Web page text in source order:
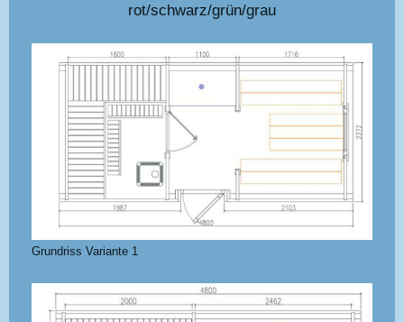
rot/schwarz/grün/grau
Grundriss Variante 1